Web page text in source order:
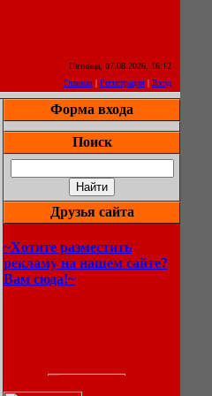
Пятница, 07.08.2026, 16:12
Главная | Регистрация | Вход
Форма входа
Поиск
Друзья сайта
~Хотите разместить
рекламу на нашем сайте?
Вам сюда!~